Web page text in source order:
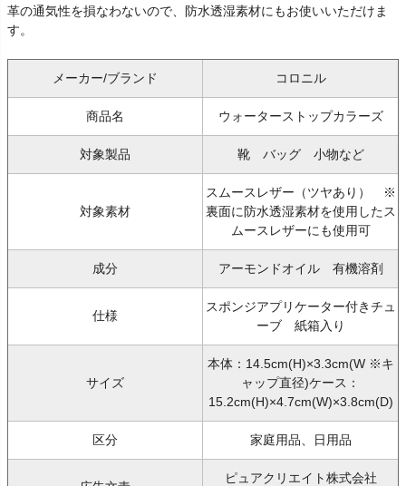
革の通気性を損なわないので、防水透湿素材にもお使いいただけま
す。
メーカー/ブランド コロニル
商品名 ウォーターストップカラーズ
対象製品 靴 バッグ 小物など
対象素材
スムースレザー（ツヤあり） ※
裏面に防水透湿素材を使用したス
ムースレザーにも使用可
成分 アーモンドオイル 有機溶剤
仕様
スポンジアプリケーター付きチュ
ーブ 紙箱入り
サイズ
本体：14.5cm(H)×3.3cm(W ※キ
ャップ直径)ケース：
15.2cm(H)×4.7cm(W)×3.8cm(D)
区分 家庭用品、日用品
ピュアクリエイト株式会社